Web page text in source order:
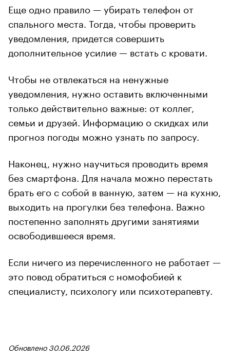
Еще одно правило — убирать телефон от
спального места. Тогда, чтобы проверить
уведомления, придется совершить
дополнительное усилие — встать с кровати.
Чтобы не отвлекаться на ненужные
уведомления, нужно оставить включенными
только действительно важные: от коллег,
семьи и друзей. Информацию о скидках или
прогноз погоды можно узнать по запросу.
Наконец, нужно научиться проводить время
без смартфона. Для начала можно перестать
брать его с собой в ванную, затем — на кухню,
выходить на прогулки без телефона. Важно
постепенно заполнять другими занятиями
освободившееся время.
Если ничего из перечисленного не работает —
это повод обратиться с номофобией к
специалисту, психологу или психотерапевту.
Обновлено 30.06.2026